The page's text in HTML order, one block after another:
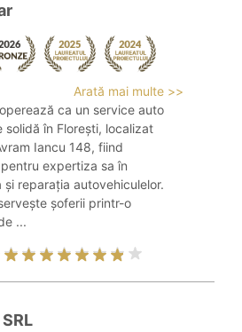
Arată mai multe >>
ca un service auto
solidă în Florești, localizat
Iancu 148, fiind
expertiza sa în
și reparația autovehiculelor.
șoferii printr-o
...